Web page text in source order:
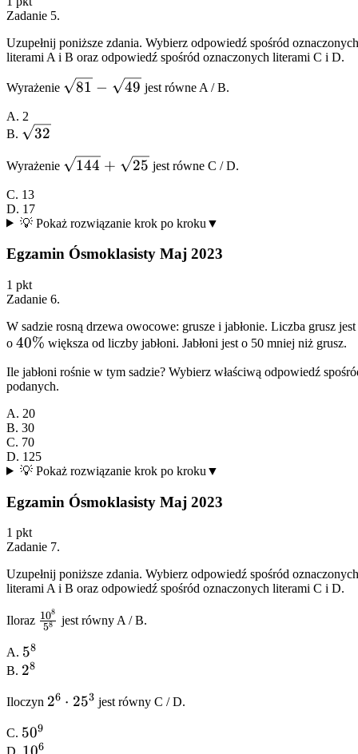
Zadanie 5.
Uzupełnij poniższe zdania. Wybierz odpowiedź spośród oznaczonych
literami A i B oraz odpowiedź spośród oznaczonych literami C i D.
Wyrażenie \sqrt{81}
81 − 49 jest równe A /B.
A. 2
B. \sqrt{32}
32
Wyrażenie \sqrt{144}
144 + 25 jest równe C /D.
C. 13
D. 17
💡 Pokaż rozwiązanie krok po kroku ▼
Egzamin Ósmoklasisty Maj 2023
1 pkt
Zadanie 6.
W sadzie rosną drzewa owocowe: grusze i jabłonie. Liczba grusz jest
o 40\%
40% większa od liczby jabłoni. Jabłoni jest o 50 mniej niż grusz.
Ile jabłoni rośnie w tym sadzie? Wybierz właściwą odpowiedź
podanych.
A. 20
B. 30
C. 70
D. 125
💡 Pokaż rozwiązanie krok po kroku ▼
Egzamin Ósmoklasisty Maj 2023
1 pkt
Zadanie 7.
Uzupełnij poniższe zdania. Wybierz odpowiedź spośród oznaczonych
literami A i B oraz odpowiedź spośród oznaczonych literami C i D.
Iloraz \frac{10^8}
{5^8}
58
108
jest równy A /B.
A. 5^8
58
B. 2^8
28
Iloczyn 2^6
26 ⋅ 253 jest równy C /D.
C. 50^9
509
6